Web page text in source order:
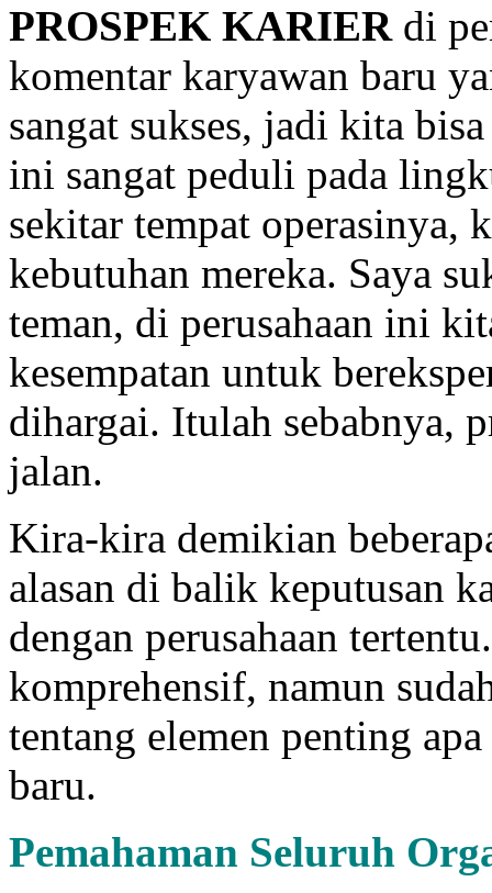
PROSPEK KARIERdi
komentar karyawan baru
sangat sukses, jadi kita
ini sangat peduli pada
sekitar tempat operasinya,
kebutuhan mereka. Saya
teman, di perusahaan ini
kesempatan untuk
dihargai. Itulah sebabnya,
jalan.
Kira-kira demikian
alasan di balik keputusan
dengan perusahaan
komprehensif, namun
tentang elemen penting
baru.
Pemahaman Seluruh